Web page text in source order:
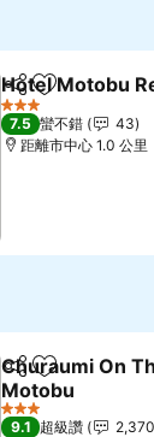
分享 加入我的最
Hotel Motobu
3 星級
7.5 蠻不錯
43
距離市中心 1.0 公里
分享 加入我的最
Churaumi On
Motobu
查看價格
3 星級
9.1 超級讚